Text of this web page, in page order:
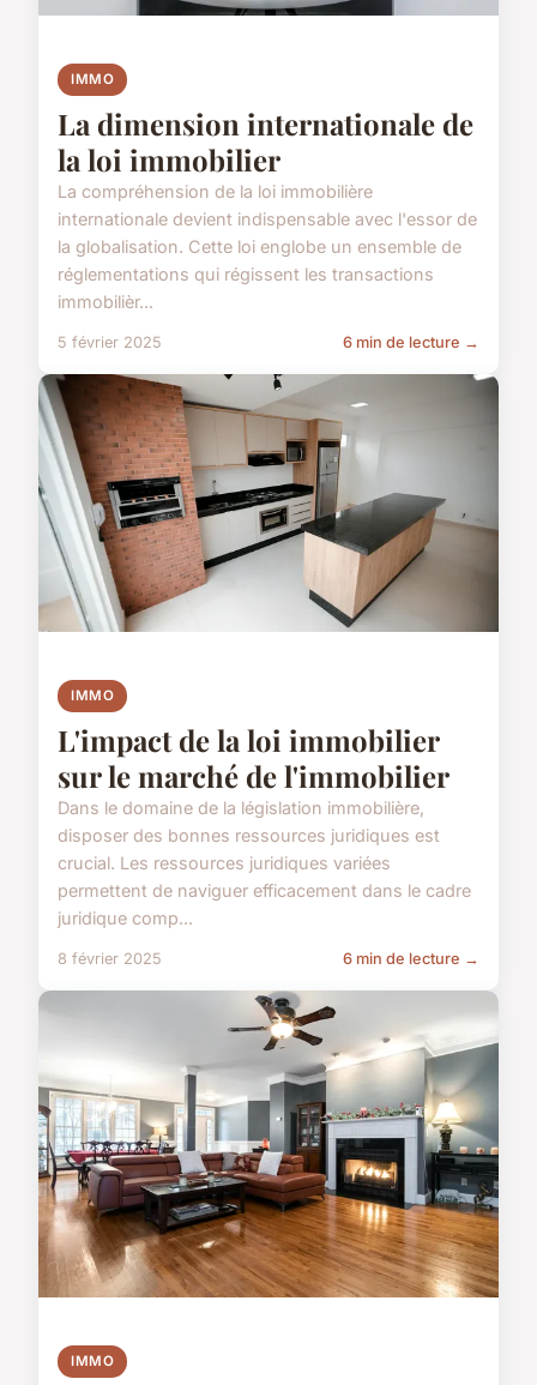
IMMO
La dimension internationale de
la loi immobilier
La compréhension de la loi immobilière
internationale devient indispensable avec l'essor de
la globalisation. Cette loi englobe un ensemble de
réglementations qui régissent les transactions
immobilièr...
5 février 2025 6 min de lecture →
IMMO
L'impact de la loi immobilier
sur le marché de l'immobilier
Dans le domaine de la législation immobilière,
disposer des bonnes ressources juridiques est
crucial. Les ressources juridiques variées
permettent de naviguer efficacement dans le cadre
juridique comp...
8 février 2025 6 min de lecture →
IMMO